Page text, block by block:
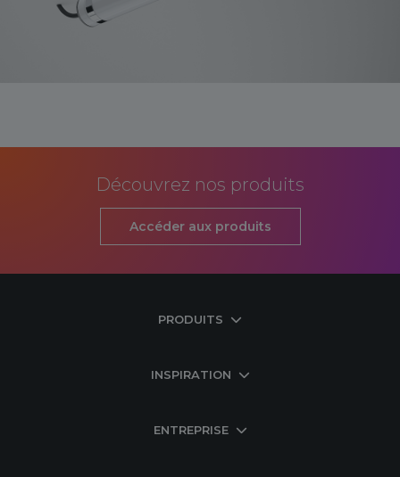
Découvrez nos produits
Accéder aux produits
PRODUITS
INSPIRATION
ENTREPRISE